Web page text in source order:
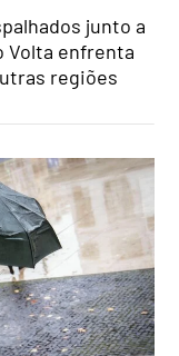
junto a
Volta enfrenta
regiões